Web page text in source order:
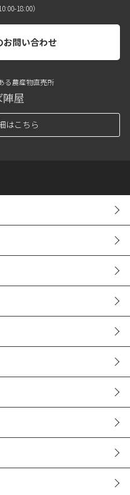
18:00）
お問い合わせ
る農産物直売所
屋
はこちら